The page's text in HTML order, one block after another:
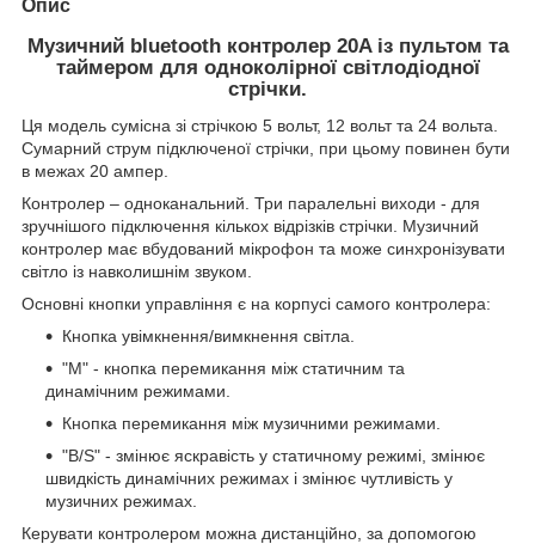
Опис
Музичний bluetooth контролер 20A із пультом та
таймером для одноколірної світлодіодної
стрічки.
Ця модель сумісна зі стрічкою 5 вольт, 12 вольт та 24 вольта.
Сумарний струм підключеної стрічки, при цьому повинен бути
в межах 20 ампер.
Контролер – одноканальний. Три паралельні виходи - для
зручнішого підключення кількох відрізків стрічки. Музичний
контролер має вбудований мікрофон та може синхронізувати
світло із навколишнім звуком.
Основні кнопки управління є на корпусі самого контролера:
Кнопка увімкнення/вимкнення світла.
"М" - кнопка перемикання між статичним та
динамічним режимами.
Кнопка перемикання між музичними режимами.
"B/S" - змінює яскравість у статичному режимі, змінює
швидкість динамічних режимах і змінює чутливість у
музичних режимах.
Керувати контролером можна дистанційно, за допомогою